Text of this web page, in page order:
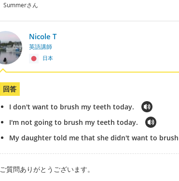
Summerさん
Nicole T
英語講師
日本
回答
I don't want to brush my teeth today.
I'm not going to brush my teeth today.
My daughter told me that she didn't want to
ご質問ありがとうございます。